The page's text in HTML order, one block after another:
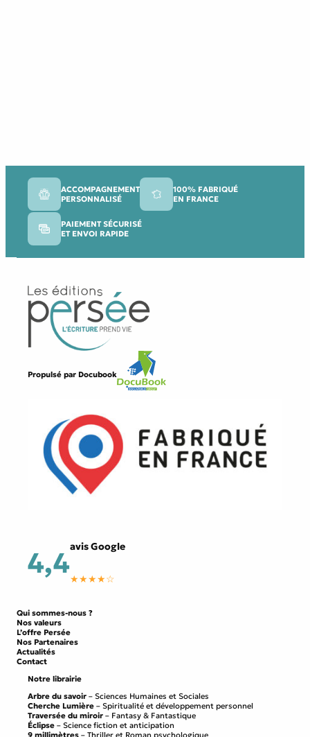
ACCOMPAGNEMENT
PERSONNALISÉ
100% FABRIQUÉ
EN FRANCE
PAIEMENT SÉCURISÉ
ET ENVOI RAPIDE
Propulsé par Docubook
4,4avis Google
★★★★☆
Qui sommes-nous ?
Nos valeurs
L’offre Persée
Nos Partenaires
Actualités
Contact
Notre librairie
Arbre du savoir – Sciences Humaines et Sociales
Cherche Lumière – Spiritualité et développement personnel
Traversée du miroir – Fantasy & Fantastique
Éclipse – Science fiction et anticipation
9 millimètres – Thriller et Roman psychologique